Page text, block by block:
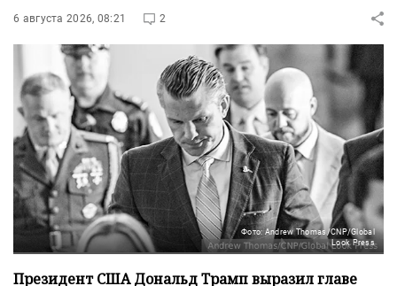
6 августа 2026, 08:21 2
Фото: Andrew Thomas/CNP/Global
Look Press
Президент США Дональд Трамп выразил главе